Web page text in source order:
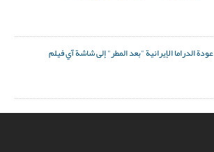
عودة الدراما الإيرانية "بعد المطر" إلى شاشة آي فيلم